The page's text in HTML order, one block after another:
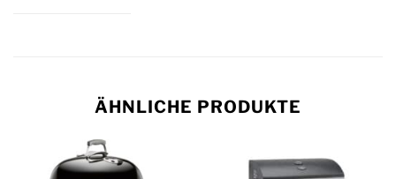
ÄHNLICHE PRODUKTE